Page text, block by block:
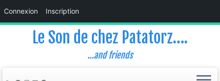
Connexion Inscription
Le Son de chez Patatorz….
…and friends